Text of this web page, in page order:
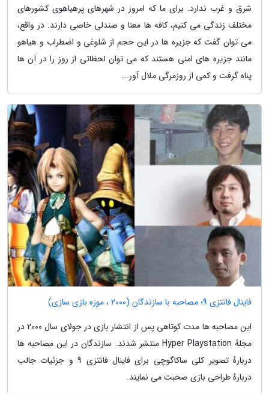
شرق و غرب ندارد. برای ما که امروز در شهرهای پرهیاهوی کشورهای
مختلف زندگی می کنیم، کافه ها معنا و صندلی خاصی دارند. در واقع،
می توان گفت که جزیره ها در این حجم از شلوغی و اضطراب و هیاهو
مانند جزیره های امنی هستند که می توان لحظاتی از روز را در آن ها
پناه گرفت و کمی از روزمرگی ملال آور...
فاینال فانتزی 9؛ مصاحبه با سازندگان (2000 ، موزه بازی سازی)
این مصاحبه ها مدت کوتاهی پس از انتشار بازی در جولای سال 2000 در
مجلهٔ Hyper Playstation منتشر شدند. سازندگان در این مصاحبه ها
دربارهٔ تصویر کلی ساکاگوچی برای فاینال فانتزی 9 و جزئیات جالب
دربارهٔ طراحی بازی صحبت می نمایند.